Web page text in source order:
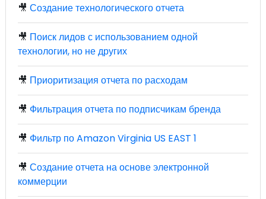
🎥 Создание технологического отчета
🎥 Поиск лидов с использованием одной
технологии, но не других
🎥 Приоритизация отчета по расходам
🎥 Фильтрация отчета по подписчикам бренда
🎥 Фильтр по Amazon Virginia US EAST 1
🎥 Создание отчета на основе электронной
коммерции